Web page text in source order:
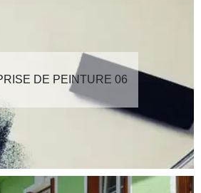
DE PEINTURE 06